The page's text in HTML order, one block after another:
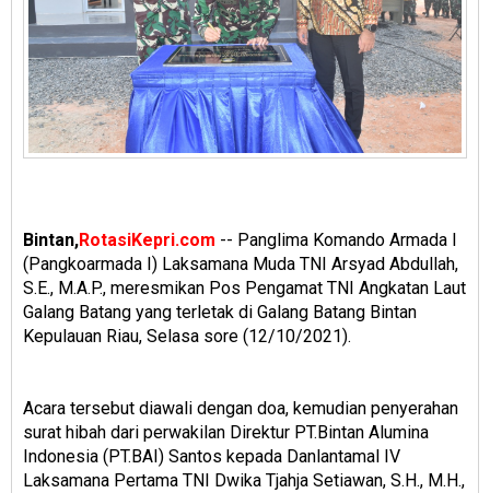
Bintan,RotasiKepri.com -- Panglima Komando Armada I
(Pangkoarmada I) Laksamana Muda TNI Arsyad Abdullah,
S.E., M.A.P., meresmikan Pos Pengamat TNI Angkatan Laut
Galang Batang yang terletak di Galang Batang Bintan
Kepulauan Riau, Selasa sore (12/10/2021).
Acara tersebut diawali dengan doa, kemudian penyerahan
surat hibah dari perwakilan Direktur PT.Bintan Alumina
Indonesia (PT.BAI) Santos kepada Danlantamal IV
Laksamana Pertama TNI Dwika Tjahja Setiawan, S.H., M.H.,